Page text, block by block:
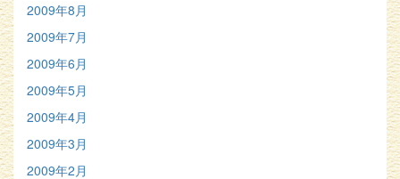
2009年8月
2009年7月
2009年6月
2009年5月
2009年4月
2009年3月
2009年2月